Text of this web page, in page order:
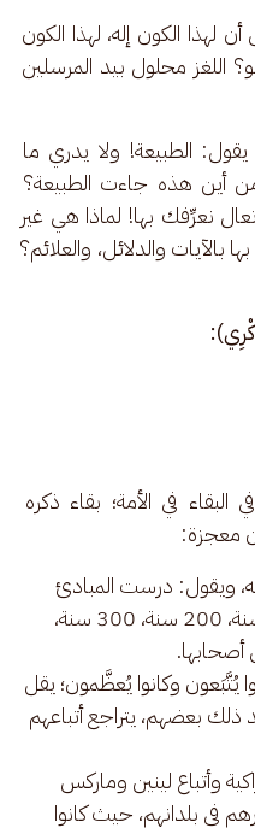
لهذا الكون إله، لهذا الكون
محلول بيد المرسلين
الطبيعة! ولا يدري ما
أين هذه جاءت الطبيعة؟
نعرِّفك بها! لماذا هي غير
والدلائل، والعلائم؟
في الأمة؛ بقاء ذكره
معجزة:
ويقول: درست المبادئ
والأفكار التي كانت قبل 100 سنة، 200 سنة، 300 سنة،
يُتَّبَعون وكانوا يُعظَّمون؛ يقل
بعضهم، يتراجع أتباعهم
وأتباع لينين وماركس
في بلدانهم، حيث كانوا